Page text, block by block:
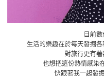
目前數
生活的樂趣在於每天發掘
對旅行更有著
也想把這份熱情感染
快跟著我一起發